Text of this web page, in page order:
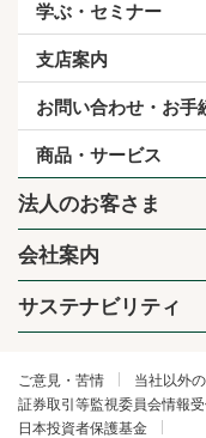
学ぶ・セミナー
支店案内
お問い合わせ・お手
商品・サービス
法人のお客さま
会社案内
サステナビリティ
ご意見・苦情
当社以外
証券取引等監視委員会情報
日本投資者保護基金